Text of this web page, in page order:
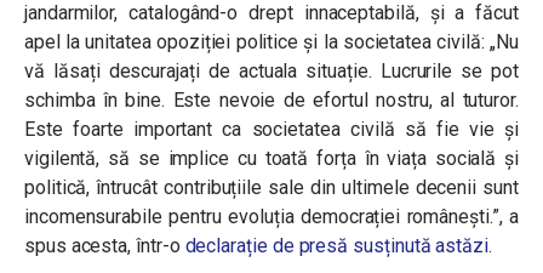
jandarmilor, catalogând-o drept innaceptabilă, și a făcut
apel la unitatea opoziției politice și la societatea civilă: „Nu
vă lăsați descurajați de actuala situație. Lucrurile se pot
schimba în bine. Este nevoie de efortul nostru, al tuturor.
Este foarte important ca societatea civilă să fie vie și
vigilentă, să se implice cu toată forța în viața socială și
politică, întrucât contribuțiile sale din ultimele decenii sunt
incomensurabile pentru evoluția democrației românești.”, a
spus acesta, într-o declarație de presă susținută astăzi.